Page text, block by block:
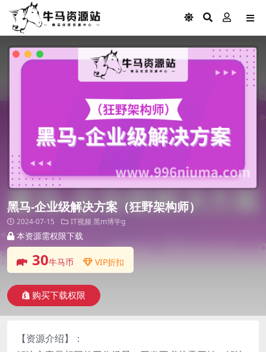
黑马-企业级解决方案（狂野架构师）
2024-07-15 IT视频 黑m博学g
本资源需权限下载
30牛马币 VIP折扣
购买下载权限
【资源介绍】：